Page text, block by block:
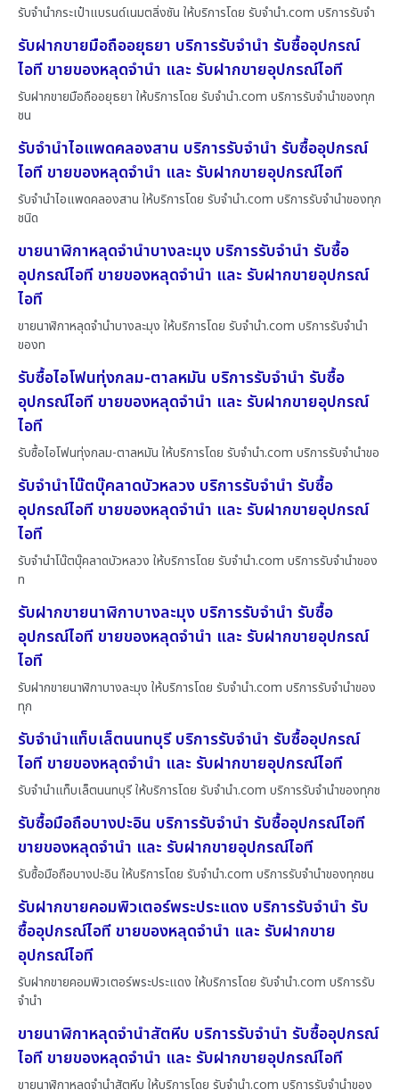
รับจำนำกระเป๋าแบรนด์เนมตลิ่งชัน ให้บริการโดย รับจํานํา.com บริการรับจำ
รับฝากขายมือถืออยุธยา บริการรับจำนำ รับซื้ออุปกรณ์
ไอที ขายของหลุดจำนำ และ รับฝากขายอุปกรณ์ไอที
รับฝากขายมือถืออยุธยา ให้บริการโดย รับจํานํา.com บริการรับจำนำของทุก
ชน
รับจำนำไอแพดคลองสาน บริการรับจำนำ รับซื้ออุปกรณ์
ไอที ขายของหลุดจำนำ และ รับฝากขายอุปกรณ์ไอที
รับจำนำไอแพดคลองสาน ให้บริการโดย รับจํานํา.com บริการรับจำนำของทุก
ชนิด
ขายนาฬิกาหลุดจำนำบางละมุง บริการรับจำนำ รับซื้อ
อุปกรณ์ไอที ขายของหลุดจำนำ และ รับฝากขายอุปกรณ์
ไอที
ขายนาฬิกาหลุดจำนำบางละมุง ให้บริการโดย รับจํานํา.com บริการรับจำนำ
ของท
รับซื้อไอโฟนทุ่งกลม-ตาลหมัน บริการรับจำนำ รับซื้อ
อุปกรณ์ไอที ขายของหลุดจำนำ และ รับฝากขายอุปกรณ์
ไอที
รับซื้อไอโฟนทุ่งกลม-ตาลหมัน ให้บริการโดย รับจํานํา.com บริการรับจำนำขอ
รับจำนำโน๊ตบุ๊คลาดบัวหลวง บริการรับจำนำ รับซื้อ
อุปกรณ์ไอที ขายของหลุดจำนำ และ รับฝากขายอุปกรณ์
ไอที
รับจำนำโน๊ตบุ๊คลาดบัวหลวง ให้บริการโดย รับจํานํา.com บริการรับจำนำของ
ท
รับฝากขายนาฬิกาบางละมุง บริการรับจำนำ รับซื้อ
อุปกรณ์ไอที ขายของหลุดจำนำ และ รับฝากขายอุปกรณ์
ไอที
รับฝากขายนาฬิกาบางละมุง ให้บริการโดย รับจํานํา.com บริการรับจำนำของ
ทุก
รับจำนำแท็บเล็ตนนทบุรี บริการรับจำนำ รับซื้ออุปกรณ์
ไอที ขายของหลุดจำนำ และ รับฝากขายอุปกรณ์ไอที
รับจำนำแท็บเล็ตนนทบุรี ให้บริการโดย รับจํานํา.com บริการรับจำนำของทุกช
รับซื้อมือถือบางปะอิน บริการรับจำนำ รับซื้ออุปกรณ์ไอที
ขายของหลุดจำนำ และ รับฝากขายอุปกรณ์ไอที
รับซื้อมือถือบางปะอิน ให้บริการโดย รับจํานํา.com บริการรับจำนำของทุกชน
รับฝากขายคอมพิวเตอร์พระประแดง บริการรับจำนำ รับ
ซื้ออุปกรณ์ไอที ขายของหลุดจำนำ และ รับฝากขาย
อุปกรณ์ไอที
รับฝากขายคอมพิวเตอร์พระประแดง ให้บริการโดย รับจํานํา.com บริการรับ
จำนำ
ขายนาฬิกาหลุดจำนำสัตหีบ บริการรับจำนำ รับซื้ออุปกรณ์
ไอที ขายของหลุดจำนำ และ รับฝากขายอุปกรณ์ไอที
ขายนาฬิกาหลุดจำนำสัตหีบ ให้บริการโดย รับจํานํา.com บริการรับจำนำของ